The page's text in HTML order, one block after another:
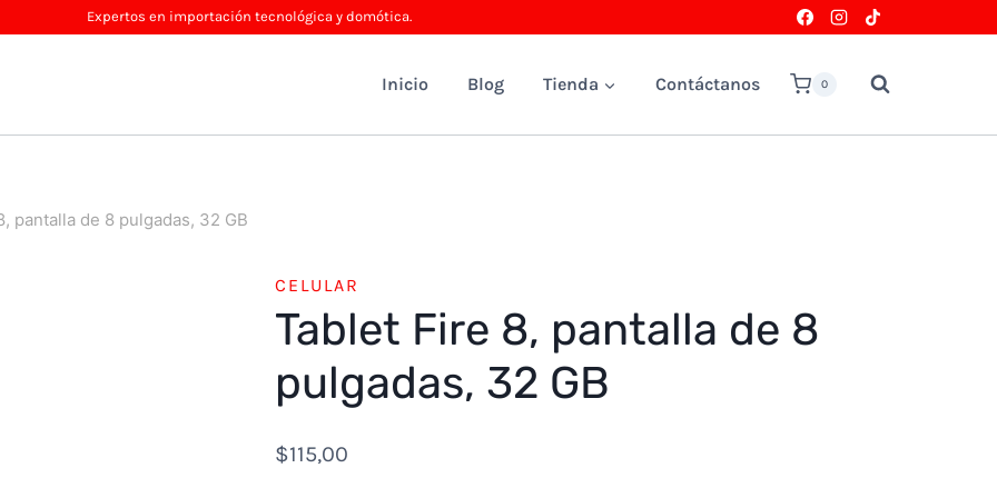
Expertos en importación tecnológica y domótica.
Inicio Blog Tienda Contáctanos 0
pantalla de 8 pulgadas, 32 GB
CELULAR
Tablet Fire 8, pantalla de 8
pulgadas, 32 GB
$115,00